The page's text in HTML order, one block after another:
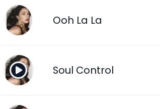
Ooh La La
Soul Control